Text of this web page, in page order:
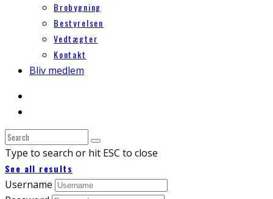
Brobygning
Bestyrelsen
Vedtægter
Kontakt
Bliv medlem
Type to search or hit ESC to close
See all results
Username